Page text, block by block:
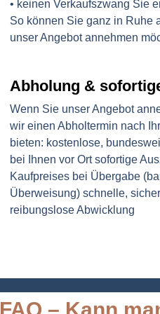
• keinen Verkaufszwang Sie
So können Sie ganz in Ruhe
unser Angebot annehmen
Abholung &
Wenn Sie unser Angebot
wir einen Abholtermin nach
bieten: kostenlose,
bei Ihnen vor Ort sofortige
Kaufpreises bei Übergabe
Überweisung) schnelle,
reibungslose Abwicklung
FAQ – Kann